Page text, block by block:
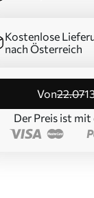
Kostenlose
nach Österreich
von22.07
Der Preis ist mit